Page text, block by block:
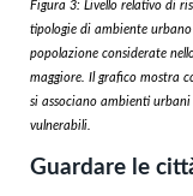
Figura 3: Livello relativo di
tipologie di ambiente urbano
popolazione considerate
maggiore. Il grafico mostra
si associano ambienti
vulnerabili.
Guardare le